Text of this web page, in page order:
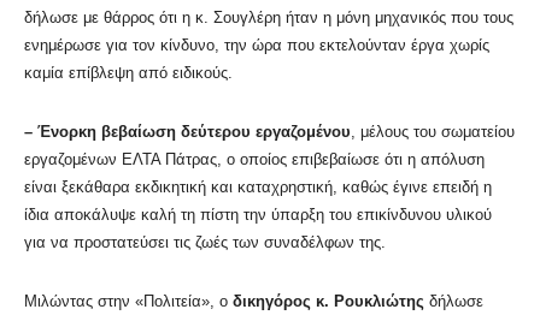
δήλωσε με θάρρος ότι η κ. Σουγλέρη ήταν η μόνη μηχανικός που τους
ενημέρωσε για τον κίνδυνο, την ώρα που εκτελούνταν έργα χωρίς
καμία επίβλεψη από ειδικούς.
– Ένορκη βεβαίωση δεύτερου εργαζομένου, μέλους του σωματείου
εργαζομένων ΕΛΤΑ Πάτρας, ο οποίος επιβεβαίωσε ότι η απόλυση
είναι ξεκάθαρα εκδικητική και καταχρηστική, καθώς έγινε επειδή η
ίδια αποκάλυψε καλή τη πίστη την ύπαρξη του επικίνδυνου υλικού
για να προστατεύσει τις ζωές των συναδέλφων της.
Μιλώντας στην «Πολιτεία», ο δικηγόρος κ. Ρουκλιώτης δήλωσε